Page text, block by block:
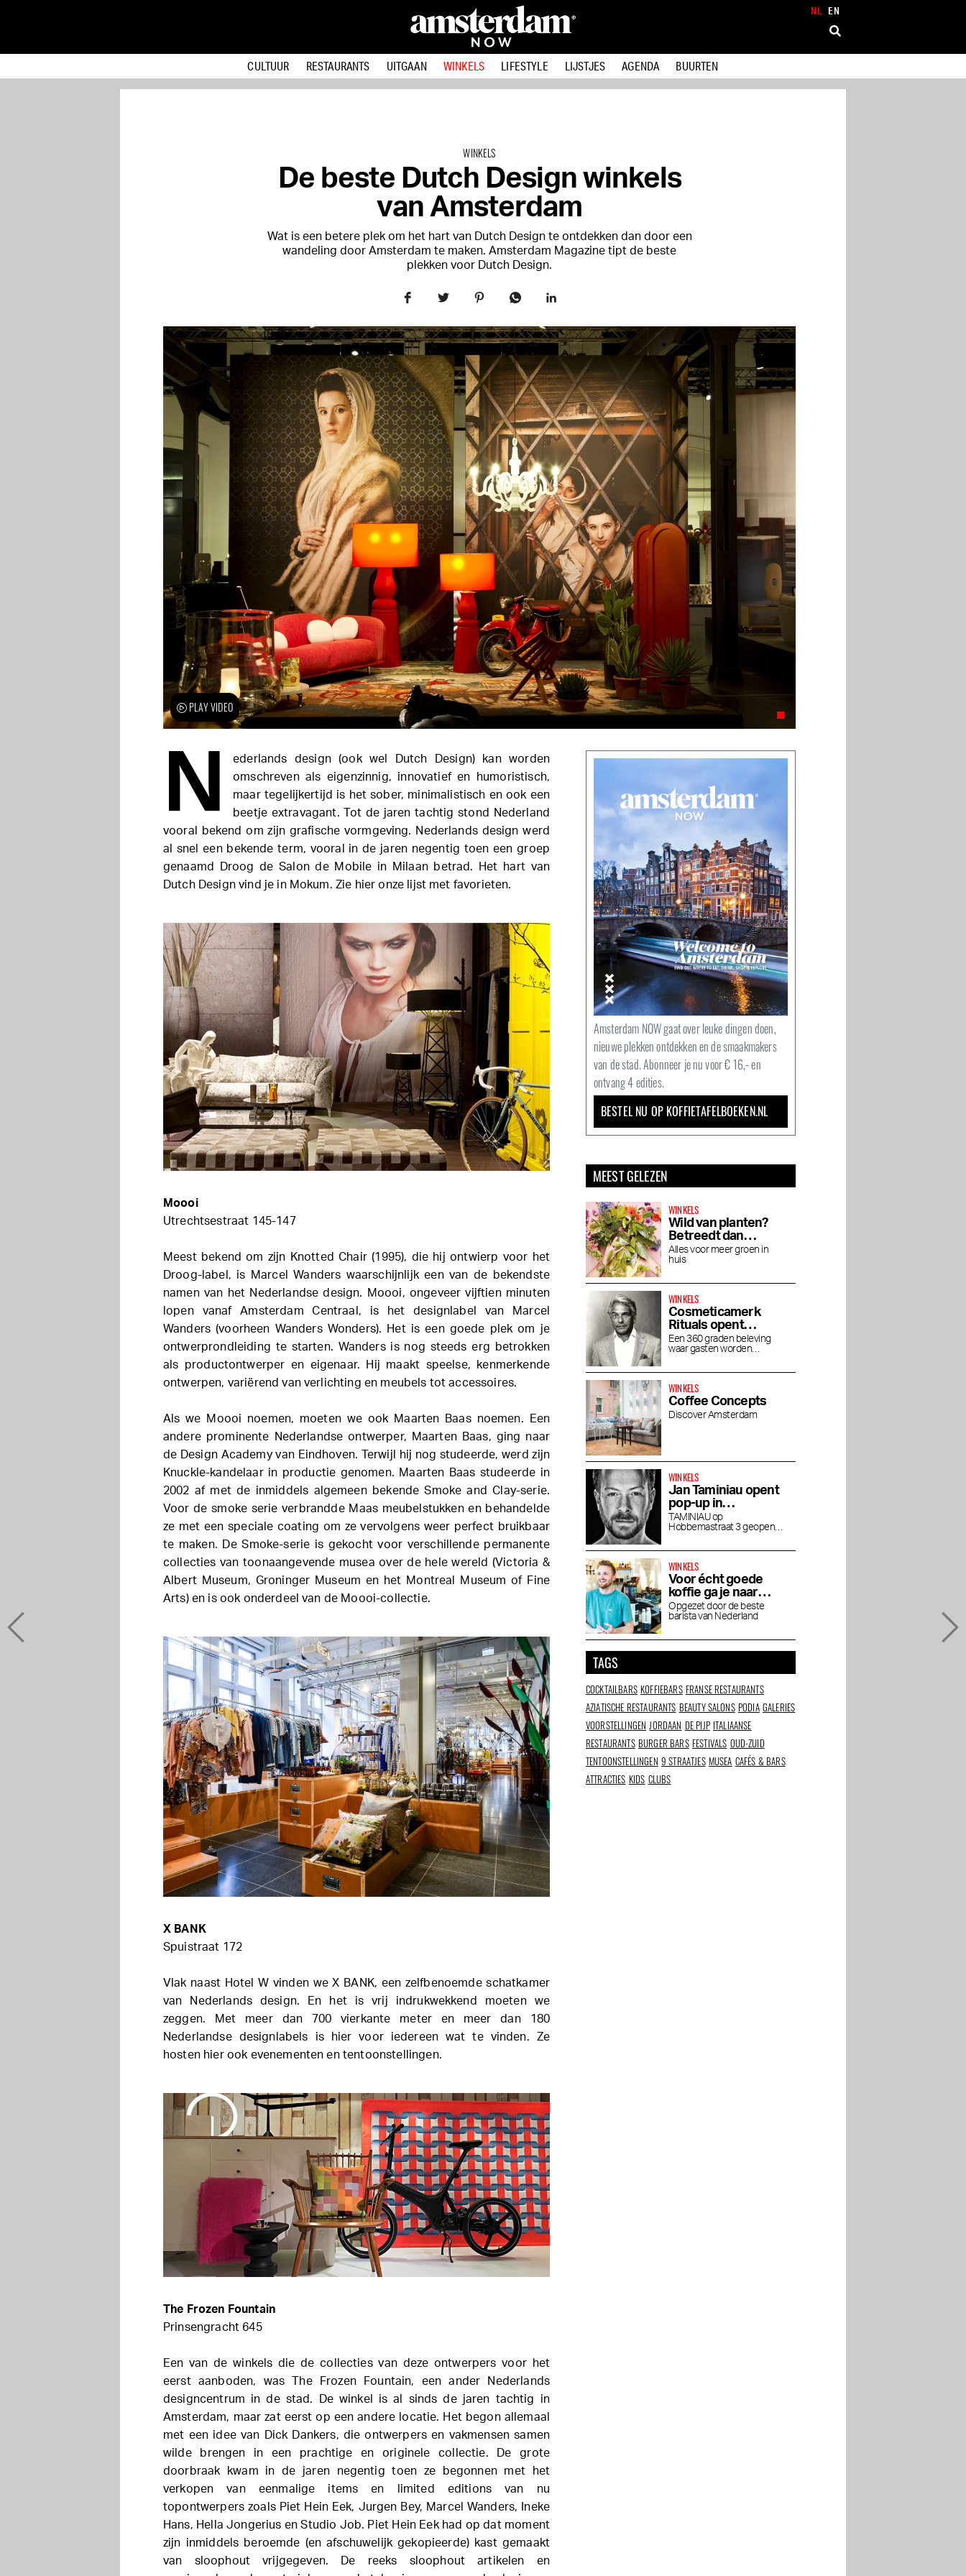
NL EN
CULTUUR RESTAURANTS UITGAAN WINKELS LIFESTYLE LIJSTJES AGENDA BUURTEN
WINKELS
De beste Dutch Design winkels
van Amsterdam
Wat is een betere plek om het hart van Dutch Design te ontdekken dan door een
wandeling door Amsterdam te maken. Amsterdam Magazine tipt de beste
plekken voor Dutch Design.
PLAY VIDEO
N
ederlands design (ook wel Dutch Design) kan worden
omschreven als eigenzinnig, innovatief en humoristisch,
maar tegelijkertijd is het sober, minimalistisch en ook een
beetje extravagant. Tot de jaren tachtig stond Nederland
vooral bekend om zijn grafische vormgeving. Nederlands design werd
al snel een bekende term, vooral in de jaren negentig toen een groep
genaamd Droog de Salon de Mobile in Milaan betrad. Het hart van
Dutch Design vind je in Mokum. Zie hier onze lijst met favorieten.
Moooi
Utrechtsestraat 145-147
Meest bekend om zijn Knotted Chair (1995), die hij ontwierp voor het
Droog-label, is Marcel Wanders waarschijnlijk een van de bekendste
namen van het Nederlandse design. Moooi, ongeveer vijftien minuten
lopen vanaf Amsterdam Centraal, is het designlabel van Marcel
Wanders (voorheen Wanders Wonders). Het is een goede plek om je
ontwerprondleiding te starten. Wanders is nog steeds erg betrokken
als productontwerper en eigenaar. Hij maakt speelse, kenmerkende
ontwerpen, variërend van verlichting en meubels tot accessoires.
Als we Moooi noemen, moeten we ook Maarten Baas noemen. Een
andere prominente Nederlandse ontwerper, Maarten Baas, ging naar
de Design Academy van Eindhoven. Terwijl hij nog studeerde, werd zijn
Knuckle-kandelaar in productie genomen. Maarten Baas studeerde in
2002 af met de inmiddels algemeen bekende Smoke and Clay-serie.
Voor de smoke serie verbrandde Maas meubelstukken en behandelde
ze met een speciale coating om ze vervolgens weer perfect bruikbaar
te maken. De Smoke-serie is gekocht voor verschillende permanente
collecties van toonaangevende musea over de hele wereld (Victoria &
Albert Museum, Groninger Museum en het Montreal Museum of Fine
Arts) en is ook onderdeel van de Moooi-collectie.
X BANK
Spuistraat 172
Vlak naast Hotel W vinden we X BANK, een zelfbenoemde schatkamer
van Nederlands design. En het is vrij indrukwekkend moeten we
zeggen. Met meer dan 700 vierkante meter en meer dan 180
Nederlandse designlabels is hier voor iedereen wat te vinden. Ze
hosten hier ook evenementen en tentoonstellingen.
The Frozen Fountain
Prinsengracht 645
Een van de winkels die de collecties van deze ontwerpers voor het
eerst aanboden, was The Frozen Fountain, een ander Nederlands
designcentrum in de stad. De winkel is al sinds de jaren tachtig in
Amsterdam, maar zat eerst op een andere locatie. Het begon allemaal
met een idee van Dick Dankers, die ontwerpers en vakmensen samen
wilde brengen in een prachtige en originele collectie. De grote
doorbraak kwam in de jaren negentig toen ze begonnen met het
verkopen van eenmalige items en limited editions van nu
topontwerpers zoals Piet Hein Eek, Jurgen Bey, Marcel Wanders, Ineke
Hans, Hella Jongerius en Studio Job. Piet Hein Eek had op dat moment
zijn inmiddels beroemde (en afschuwelijk gekopieerde) kast gemaakt
van sloophout vrijgegeven. De reeks sloophout artikelen en
Amsterdam NOW gaat over leuke dingen doen,
nieuwe plekken ontdekken en de smaakmakers
van de stad. Abonneer je nu voor € 16,- en
ontvang 4 edities.
BESTEL NU OP KOFFIETAFELBOEKEN.NL
MEEST GELEZEN
WINKELS
Wild van planten?
Betreedt dan
Wildernis
Alles voor meer groen in
huis
WINKELS
Cosmeticamerk
Rituals opent
concept store
House of Rituals
Een 360 graden beleving
waar gasten worden
WINKELS
Coffee Concepts
Discover Amsterdam
WINKELS
Jan Taminiau opent
pop-up in
Museumkwartier
TAMINIAU op
Hobbemastraat 3 geopend
WINKELS
Voor écht goede
koffie ga je naar
Friedhats FUKU
Cafe
Opgezet door de beste
barista van Nederland
TAGS
COCKTAILBARS KOFFIEBARS FRANSE RESTAURANTS
AZIATISCHE RESTAURANTS BEAUTY SALONS PODIA GALERIES
VOORSTELLINGEN JORDAAN DE PIJP ITALIAANSE
RESTAURANTS BURGER BARS FESTIVALS OUD-ZUID
TENTOONSTELLINGEN 9 STRAATJES MUSEA CAFÉS & BARS
ATTRACTIES KIDS CLUBS